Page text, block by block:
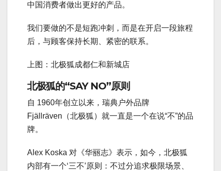
中国消费者做出更好的产品。
我们要做的不是短跑冲刺，而是在开启一段旅程
后，与顾客保持长期、紧密的联系。
上图：北极狐成都仁和新城店
北极狐的“SAY NO”原则
自 1960年创立以来，瑞典户外品牌
Fjällräven（北极狐）就一直是一个在说“不”的品
牌。
Alex Koska 对《华丽志》表示，如今，北极狐
内部有一个‘三不’原则：不过分追求极限场景、